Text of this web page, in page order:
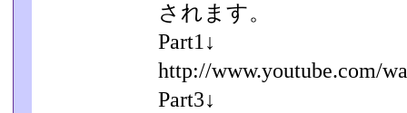
されます。
Part1↓
http://www.youtube.com/
Part3↓